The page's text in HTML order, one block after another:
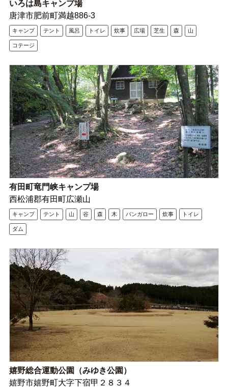
いろは島キャンプ場
唐津市肥前町満越886-3
キャンプ テント 風呂 トイレ 炊事 広場 芝生 森 山
コテージ
有田町竜門峡キャンプ場
西松浦郡有田町広瀬山
キャンプ テント 山 谷 森 木 バンガロー 炊事 トイレ
ダム
嬉野総合運動公園（みゆき公園）
嬉野市嬉野町大字下宿甲２８３４